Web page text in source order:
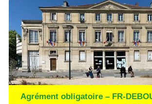
Agrément obligatoire – FR-